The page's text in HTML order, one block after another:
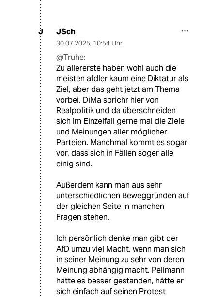
J JSch
30.07.2025, 10:54 Uhr
@Truhe:
Zu allererste haben wohl auch die
meisten afdler kaum eine Diktatur als
Ziel, aber das geht jetzt am Thema
vorbei. DiMa sprichr hier von
Realpolitik und da überschneiden
sich im Einzelfall gerne mal die Ziele
und Meinungen aller möglicher
Parteien. Manchmal kommt es sogar
vor, dass sich in Fällen soger alle
einig sind.
Außerdem kann man aus sehr
unterschiedlichen Beweggründen auf
der gleichen Seite in manchen
Fragen stehen.
Ich persönlich denke man gibt der
AfD umzu viel Macht, wenn man sich
in seiner Meinung zu sehr von deren
Meinung abhängig macht. Pellmann
hätte es besser gestanden, hätte er
sich einfach auf seinen Protest